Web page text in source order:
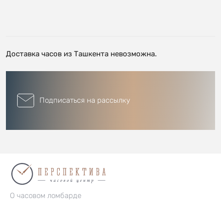
Доставка часов из Ташкента невозможна.
Подписаться на рассылку
О часовом ломбарде